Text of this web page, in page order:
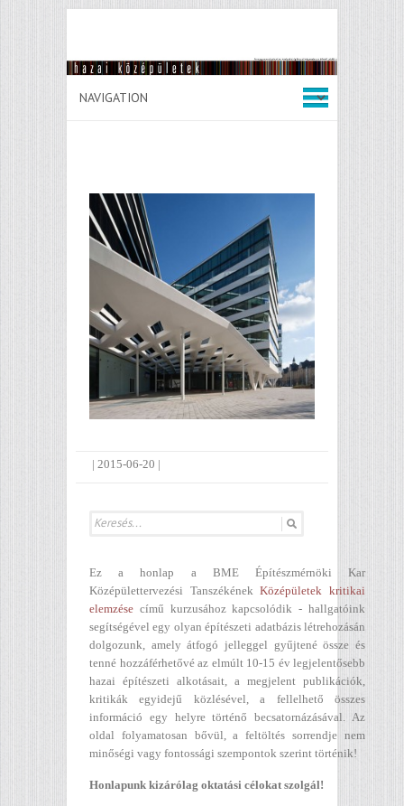
| 2015-06-20 |
Ez a honlap a BME Építészmérnöki Kar
Középülettervezési TanszékénekKözépületek kritikai
elemzése című kurzusához kapcsolódik - hallgatóink
segítségével egy olyan építészeti adatbázis létrehozásán
dolgozunk, amely átfogó jelleggel gyűjtené össze és
tenné hozzáférhetővé az elmúlt 10-15 év legjelentősebb
hazai építészeti alkotásait, a megjelent publikációk,
kritikák egyidejű közlésével, a fellelhető összes
információ egy helyre történő becsatornázásával. Az
oldal folyamatosan bővül, a feltöltés sorrendje nem
minőségi vagy fontossági szempontok szerint történik!
Honlapunk kizárólag oktatási célokat szolgál!